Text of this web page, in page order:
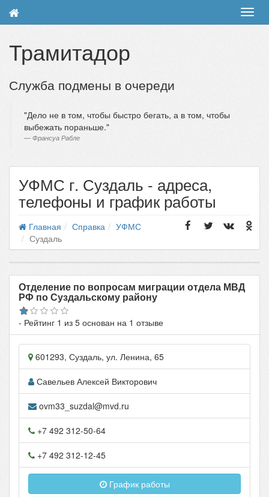
Трамитадор
Служба подмены в очереди
Дело не в том, чтобы быстро бегать, а в том, чтобы
выбежать пораньше.
Франсуа Рабле
УФМС г. Суздаль - адреса,
телефоны и график работы
Главная Справка
УФМС
Суздаль
Отделение по вопросам миграции отдела МВД
РФ по Суздальскому району
- Рейтинг 1 из 5 основан на 1 отзыве
601293, Суздаль, ул. Ленина, 65
Савельев Алексей Викторович
ovm33_suzdal@mvd.ru
+7 492 312-50-64
+7 492 312-12-45
График работы